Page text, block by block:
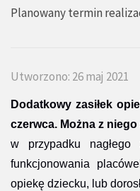
Planowany termin
Utworzono: 26 maj 2021
Dodatkowy zasiłek
czerwca. Można z
w przypadku nagłego
funkcjonowania
opiekę dziecku, lub